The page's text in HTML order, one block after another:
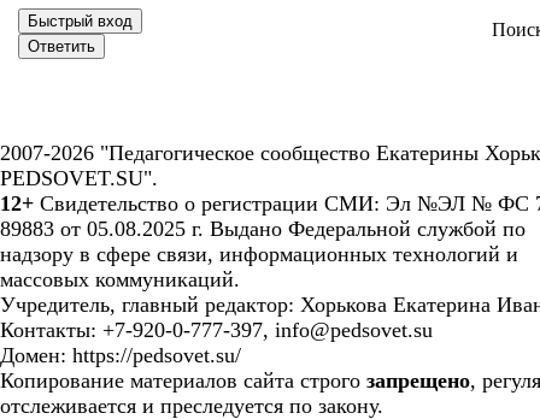
2007-2026 "Педагогическое сообщество Екатерины
PEDSOVET.SU".
12+ Свидетельство о регистрации СМИ: Эл №ЭЛ № ФС
89883 от 05.08.2025 г. Выдано Федеральной службой по
надзору в сфере связи, информационных технологий и
массовых коммуникаций.
Учредитель, главный редактор: Хорькова Екатерина
Контакты: +7-920-0-777-397, info@pedsovet.su
Домен: https://pedsovet.su/
Копирование материалов сайта строго запрещено,
отслеживается и преследуется по закону.